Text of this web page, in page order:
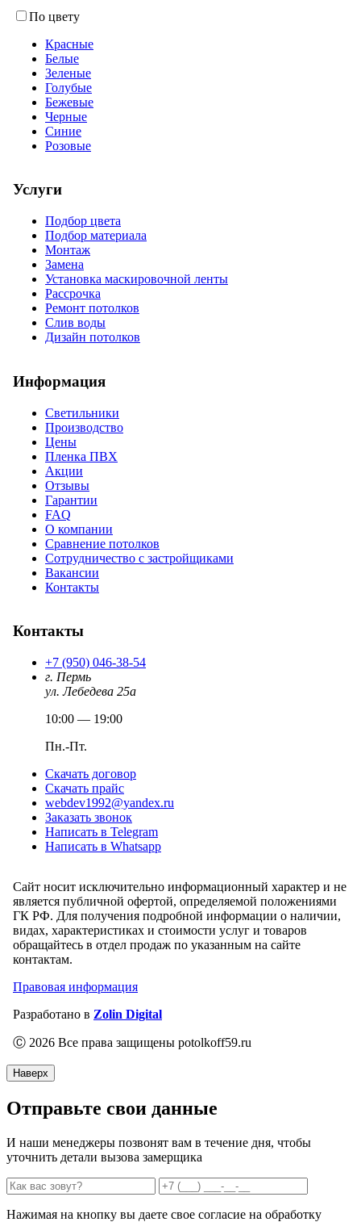
По цвету
Красные
Белые
Зеленые
Голубые
Бежевые
Черные
Синие
Розовые
Услуги
Подбор цвета
Подбор материала
Монтаж
Замена
Установка маскировочной ленты
Рассрочка
Ремонт потолков
Слив воды
Дизайн потолков
Информация
Светильники
Производство
Цены
Пленка ПВХ
Акции
Отзывы
Гарантии
FAQ
О компании
Сравнение потолков
Сотрудничество с застройщиками
Вакансии
Контакты
Контакты
+7 (950) 046-38-54
г. Пермь
ул. Лебедева 25а
10:00 — 19:00
Пн.-Пт.
Скачать договор
Скачать прайс
webdev1992@yandex.ru
Заказать звонок
Написать в Telegram
Написать в Whatsapp
Сайт носит исключительно информационный характер и не
является публичной офертой, определяемой положениями
ГК РФ. Для получения подробной информации о наличии,
видах, характеристиках и стоимости услуг и товаров
обращайтесь в отдел продаж по указанным на сайте
контактам.
Правовая информация
Разработано в Zolin Digital
Ⓒ 2026 Все права защищены potolkoff59.ru
Наверх
Отправьте свои данные
И наши менеджеры позвонят вам в течение дня, чтобы
уточнить детали вызова замерщика
Нажимая на кнопку вы даете свое согласие на обработку